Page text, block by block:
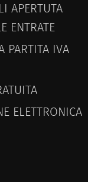
APERTUTA
ENTRATE
PARTITA IVA
ELETTRONICA